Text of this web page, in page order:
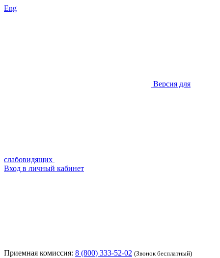
Eng
Версия для
слабовидящих
Вход в личный кабинет
Приемная комиссия: 8 (800) 333-52-02 (Звонок бесплатный)